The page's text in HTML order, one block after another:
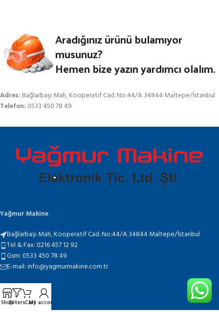
Aradığınız ürünü bulamıyor
musunuz?
Hemen bize yazın yardımcı olalım.
Adres: Bağlarbaşı Mah, Kooperatif Cad. No:44/A 34844 Maltepe/İstanbul
Telefon: 0533 450 78 49
Yağmur Makine
Bağlarbaşı Mah, Kooperatif Cad. No:44/A 34844 Maltepe/İstanbul
Tel & Fax: 0216 457 12 92
Gsm: 0533 450 78 49
E-mail: info@yagmurmakine.com.tr
SON YAZILAR
ShopFiltersCart
My account